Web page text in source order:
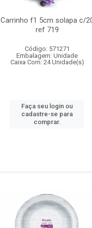
Carrinho f1 5cm solapa c/
ref 719
Código: 571271
Embalagem: Unidade
Caixa Com: 24 Unidade(s)
Faça seu login ou
cadastre-se para
comprar.